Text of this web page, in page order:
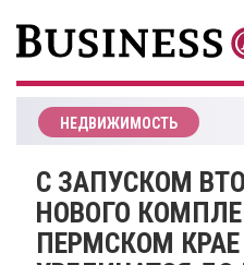
НЕДВИЖИМОСТЬ
С ЗАПУСКОМ
НОВОГО
ПЕРМСКОМ